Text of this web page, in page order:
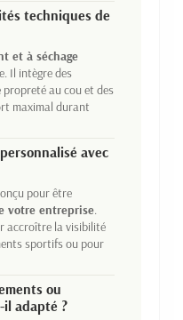
techniques de
et à séchage
Il intègre des
propreté au cou et des
maximal durant
avec
pour être
votre entreprise.
accroître la visibilité
sportifs ou pour
ou
il adapté ?